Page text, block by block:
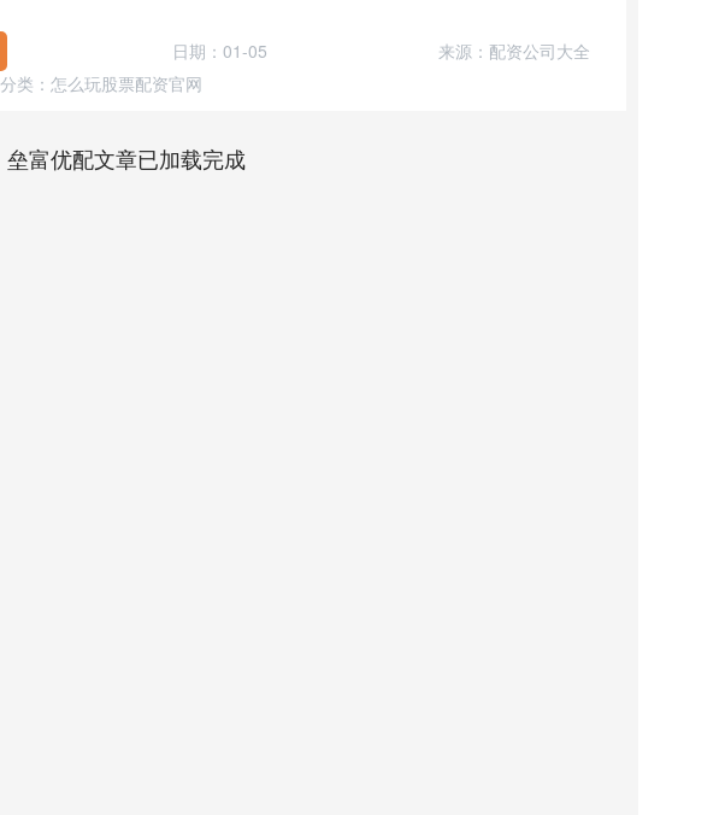
日期：01-05
来源：配资公司大全
分类： 怎么玩股票配资官网
垒富优配文章已加载完成